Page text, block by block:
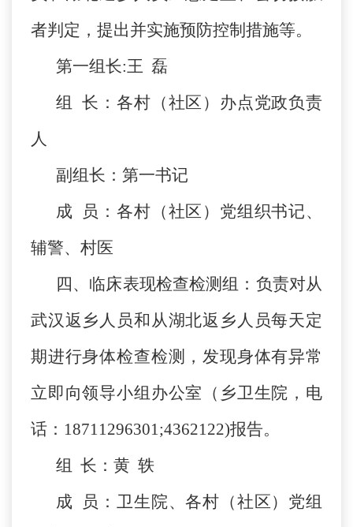
者判定，提出并实施预防控制措施等。
第一组长:王 磊
组 长：各村（社区）办点党政负责
人
副组长：第一书记
成 员：各村（社区）党组织书记、
辅警、村医
四、临床表现检查检测组：负责对从
武汉返乡人员和从湖北返乡人员每天定
期进行身体检查检测，发现身体有异常
立即向领导小组办公室（乡卫生院，电
话：18711296301;4362122)报告。
组 长：黄 轶
成 员：卫生院、各村（社区）党组